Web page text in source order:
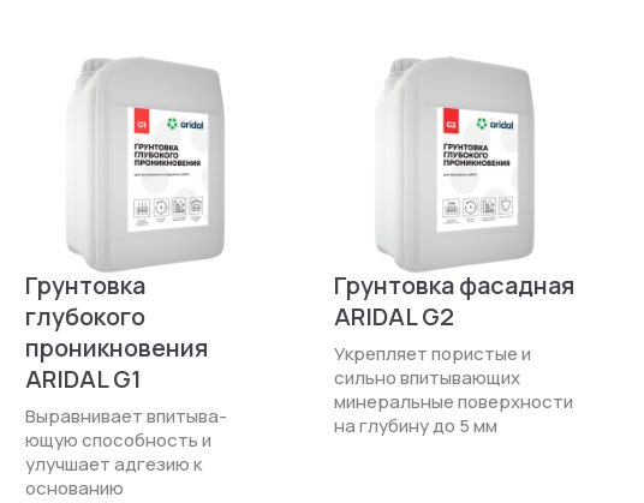
Грунтовка
глубокого
проникновения
ARIDAL G1
Выравнивает впитыва­
ющую способность и
улучшает адгезию к
основанию
Грунтовка фасадная
ARIDAL G2
Укрепляет пористые и
сильно впитывающих
минеральные поверх­ности
на глубину до 5 мм